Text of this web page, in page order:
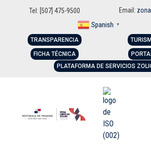
Tel: [507] 475-9500 Email:
Spanish ▼
TRANSPARENCIA
FICHA TÉCNICA
PLATAFORMA DE SERVICIOS